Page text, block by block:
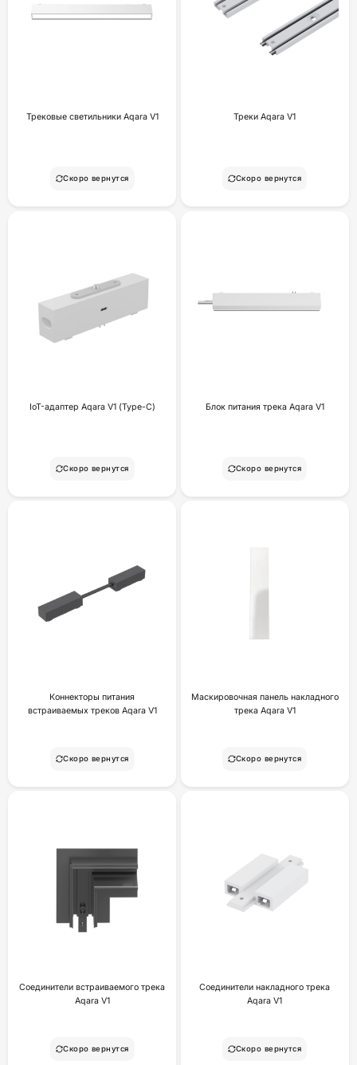
Трековые светильники Aqara V1
Скоро вернутся
Треки Aqara V1
Скоро вернутся
IoT-адаптер Aqara V1 (Type-C)
Скоро вернутся
Блок питания трека Aqara V1
Скоро вернутся
Коннекторы питания
встраиваемых треков Aqara V1
Скоро вернутся
Маскировочная панель накладного
трека Aqara V1
Скоро вернутся
Соединители встраиваемого трека
Aqara V1
Скоро вернутся
Соединители накладного трека
Aqara V1
Скоро вернутся